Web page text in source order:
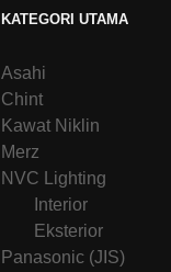
KATEGORI UTAMA
Asahi
Chint
Kawat Niklin
Merz
NVC Lighting
Interior
Eksterior
Panasonic (JIS)